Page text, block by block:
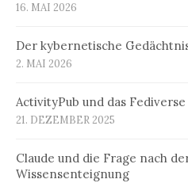
16. MAI 2026
Der kybernetische
2. MAI 2026
ActivityPub und das Fediverse
21. DEZEMBER 2025
Claude und die Frage nach
Wissensenteignung